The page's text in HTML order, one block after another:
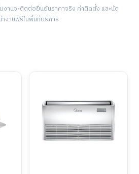
งานจะติดต่อยืนยันราคาจริง ค่าติดตั้ง และนัด
งานฟรีในพื้นที่บริการ